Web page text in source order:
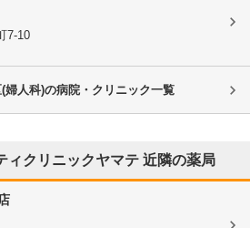
7-10
婦人科)の病院・クリニック一覧
ィクリニックヤマテ 近隣の薬局